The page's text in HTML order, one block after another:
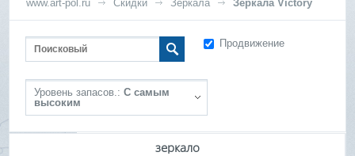
www.art-pol.ru Скидки Зеркала Зеркала Victory
Продвижение
Уровень запасов.: С самым
высоким
зеркало